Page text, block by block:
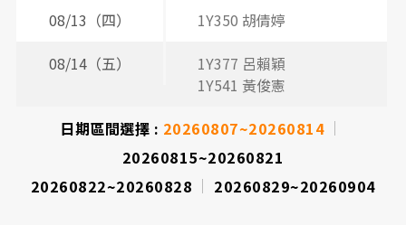
08/13（四）
1Y350 胡倩婷
08/14（五）
1Y377 呂賴穎
1Y541 黃俊憲
日期區間選擇 : 20260807~20260814
20260815~20260821
20260822~20260828
20260829~20260904